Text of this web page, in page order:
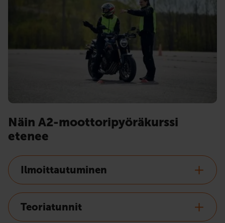
Näin A2-moottoripyöräkurssi
etenee
Ilmoittautuminen
Teoriatunnit